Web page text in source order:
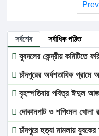
সর্বশেষ সর্বাধিক পঠিত
যুবদলের কেন্দ্রীয় কমিটিতে
চাঁদপুরের অর্ধশতাধিক গ্রামে
বৃহস্পতিবার পবিত্র ঈদুল
দোকানপাট ও শপিংমল খোলা
চাঁদপুরে হত্যা মামলায়